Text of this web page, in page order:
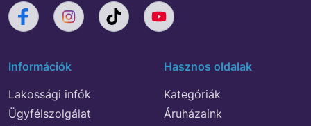
Információk
Lakossági infók
Ügyfélszolgálat
Hasznos oldalak
Kategóriák
Áruházaink